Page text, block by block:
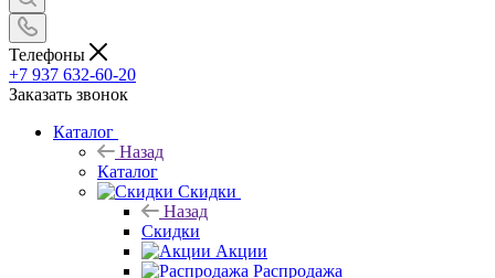
Телефоны
+7 937 632-60-20
Заказать звонок
Каталог
Назад
Каталог
Скидки
Назад
Скидки
Акции
Распродажа